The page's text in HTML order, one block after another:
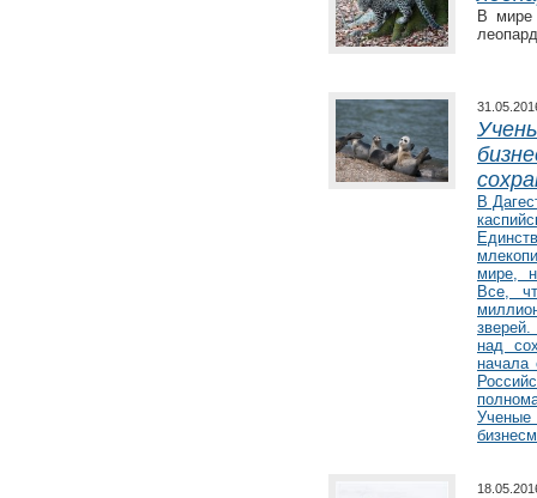
В мире
В
мире,
Все,
над
начала
Ученые